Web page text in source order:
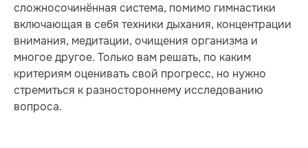
сложносочинённая система, помимо гимнастики
включающая в себя техники дыхания, концентрации
внимания, медитации, очищения организма и
многое другое. Только вам решать, по каким
критериям оценивать свой прогресс, но нужно
стремиться к разностороннему исследованию
вопроса.